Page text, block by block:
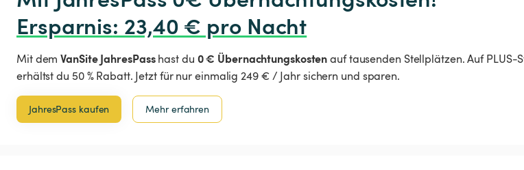
Ersparnis: 23,40 € pro Nacht
Mit demVanSite JahresPasshast du 0 € Übernachtungskostenauf tausenden Stellplätzen. Auf PLUS-
erhältst du 50 % Rabatt. Jetzt für nur einmalig 249 € / Jahr sichern und sparen.
JahresPass kaufen Mehr erfahren